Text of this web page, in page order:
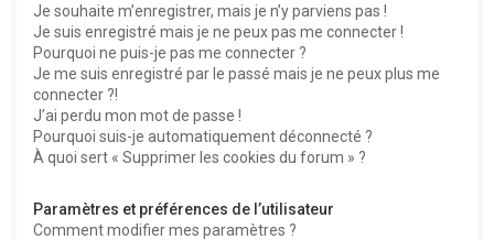
Je souhaite m’enregistrer, mais je n’y parviens pas !
Je suis enregistré mais je ne peux pas me connecter !
Pourquoi ne puis-je pas me connecter ?
Je me suis enregistré par le passé mais je ne peux plus me
connecter ?!
J’ai perdu mon mot de passe !
Pourquoi suis-je automatiquement déconnecté ?
À quoi sert « Supprimer les cookies du forum » ?
Paramètres et préférences de l’utilisateur
Comment modifier mes paramètres ?